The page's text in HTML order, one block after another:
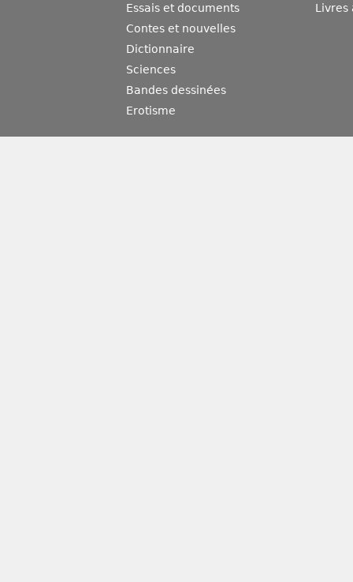
Essais et documents
Contes et nouvelles
Dictionnaire
Sciences
Bandes dessinées
Erotisme
Livres